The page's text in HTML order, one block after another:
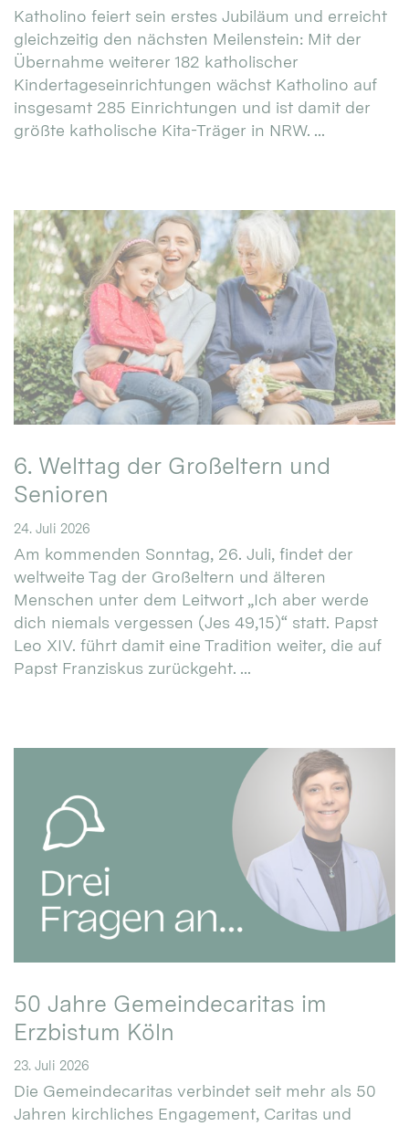
Katholino feiert sein erstes Jubiläum und erreicht
gleichzeitig den nächsten Meilenstein: Mit der
Übernahme weiterer 182 katholischer
Kindertageseinrichtungen wächst Katholino auf
insgesamt 285 Einrichtungen und ist damit der
größte katholische Kita-Träger in NRW. ...
6. Welttag der Großeltern und
Senioren
24. Juli 2026
Am kommenden Sonntag, 26. Juli, findet der
weltweite Tag der Großeltern und älteren
Menschen unter dem Leitwort „Ich aber werde
dich niemals vergessen (Jes 49,15)“ statt. Papst
Leo XIV. führt damit eine Tradition weiter, die auf
Papst Franziskus zurückgeht. ...
50 Jahre Gemeindecaritas im
Erzbistum Köln
23. Juli 2026
Die Gemeindecaritas verbindet seit mehr als 50
Jahren kirchliches Engagement, Caritas und